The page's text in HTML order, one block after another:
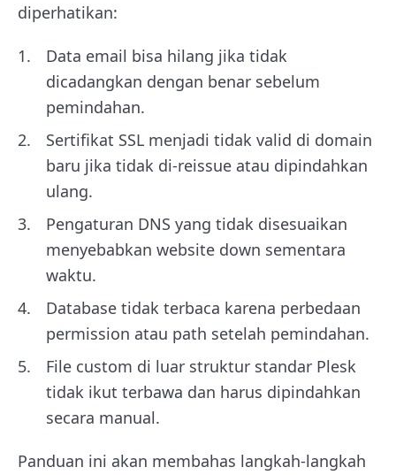
diperhatikan:
Data email bisa hilang jika tidak
dicadangkan dengan benar sebelum
pemindahan.
Sertifikat SSL menjadi tidak valid di domain
baru jika tidak di-reissue atau dipindahkan
ulang.
Pengaturan DNS yang tidak disesuaikan
menyebabkan website down sementara
waktu.
Database tidak terbaca karena perbedaan
permission atau path setelah pemindahan.
File custom di luar struktur standar Plesk
tidak ikut terbawa dan harus dipindahkan
secara manual.
Panduan ini akan membahas langkah-langkah